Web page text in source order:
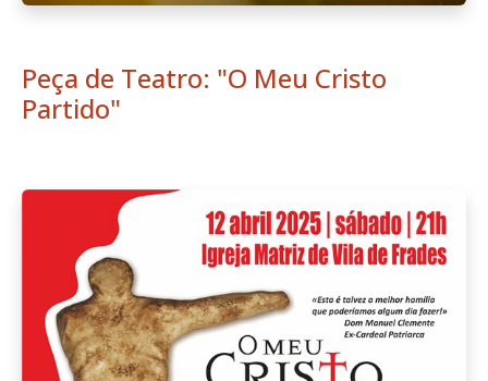
Peça de Teatro: "O Meu Cristo
Partido"